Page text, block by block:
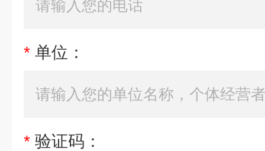
* 单位：
* 验证码：